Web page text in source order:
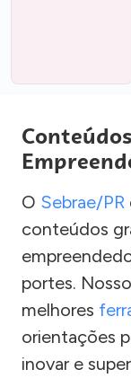
O Sebrae/PR
conteúdos
portes.
melhores
orientações
inovar e